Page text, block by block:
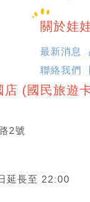
關於娃
最新消息
聯絡我們
(國民旅遊
2號
延長至 22:00